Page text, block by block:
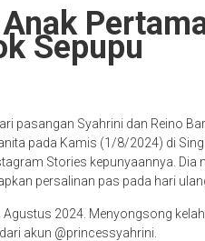
Sepupu
Syahrini dan Reino
pada Kamis (1/8/2024) di
Stories kepunyaannya. Dia
persalinan pas pada hari
2024. Menyongsong
akun @princessyahrini.